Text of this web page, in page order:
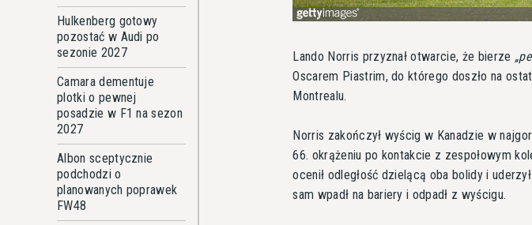
Hulkenberg gotowy
pozostać w Audi po
sezonie 2027
Camara dementuje
plotki o pewnej
posadzie w F1 na sezon
2027
Albon sceptycznie
podchodzi o
planowanych poprawek
FW48
Lando Norris przyznał otwarcie, że bierze
Oscarem Piastrim, do którego doszło na
Montrealu.
Norris zakończył wyścig w Kanadzie w
66. okrążeniu po kontakcie z zespołowym
ocenił odległość dzielącą oba bolidy i
sam wpadł na bariery i odpadł z wyścigu.